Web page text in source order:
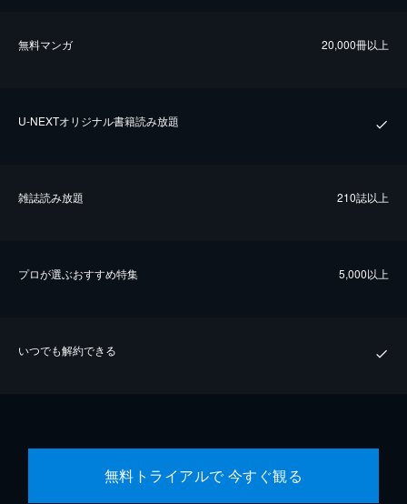
無料マンガ 20,000冊以上
U-NEXTオリジナル書籍読み放題
雑誌読み放題 210誌以上
プロが選ぶおすすめ特集 5,000以上
いつでも解約できる
無料トライアルで 今すぐ観る